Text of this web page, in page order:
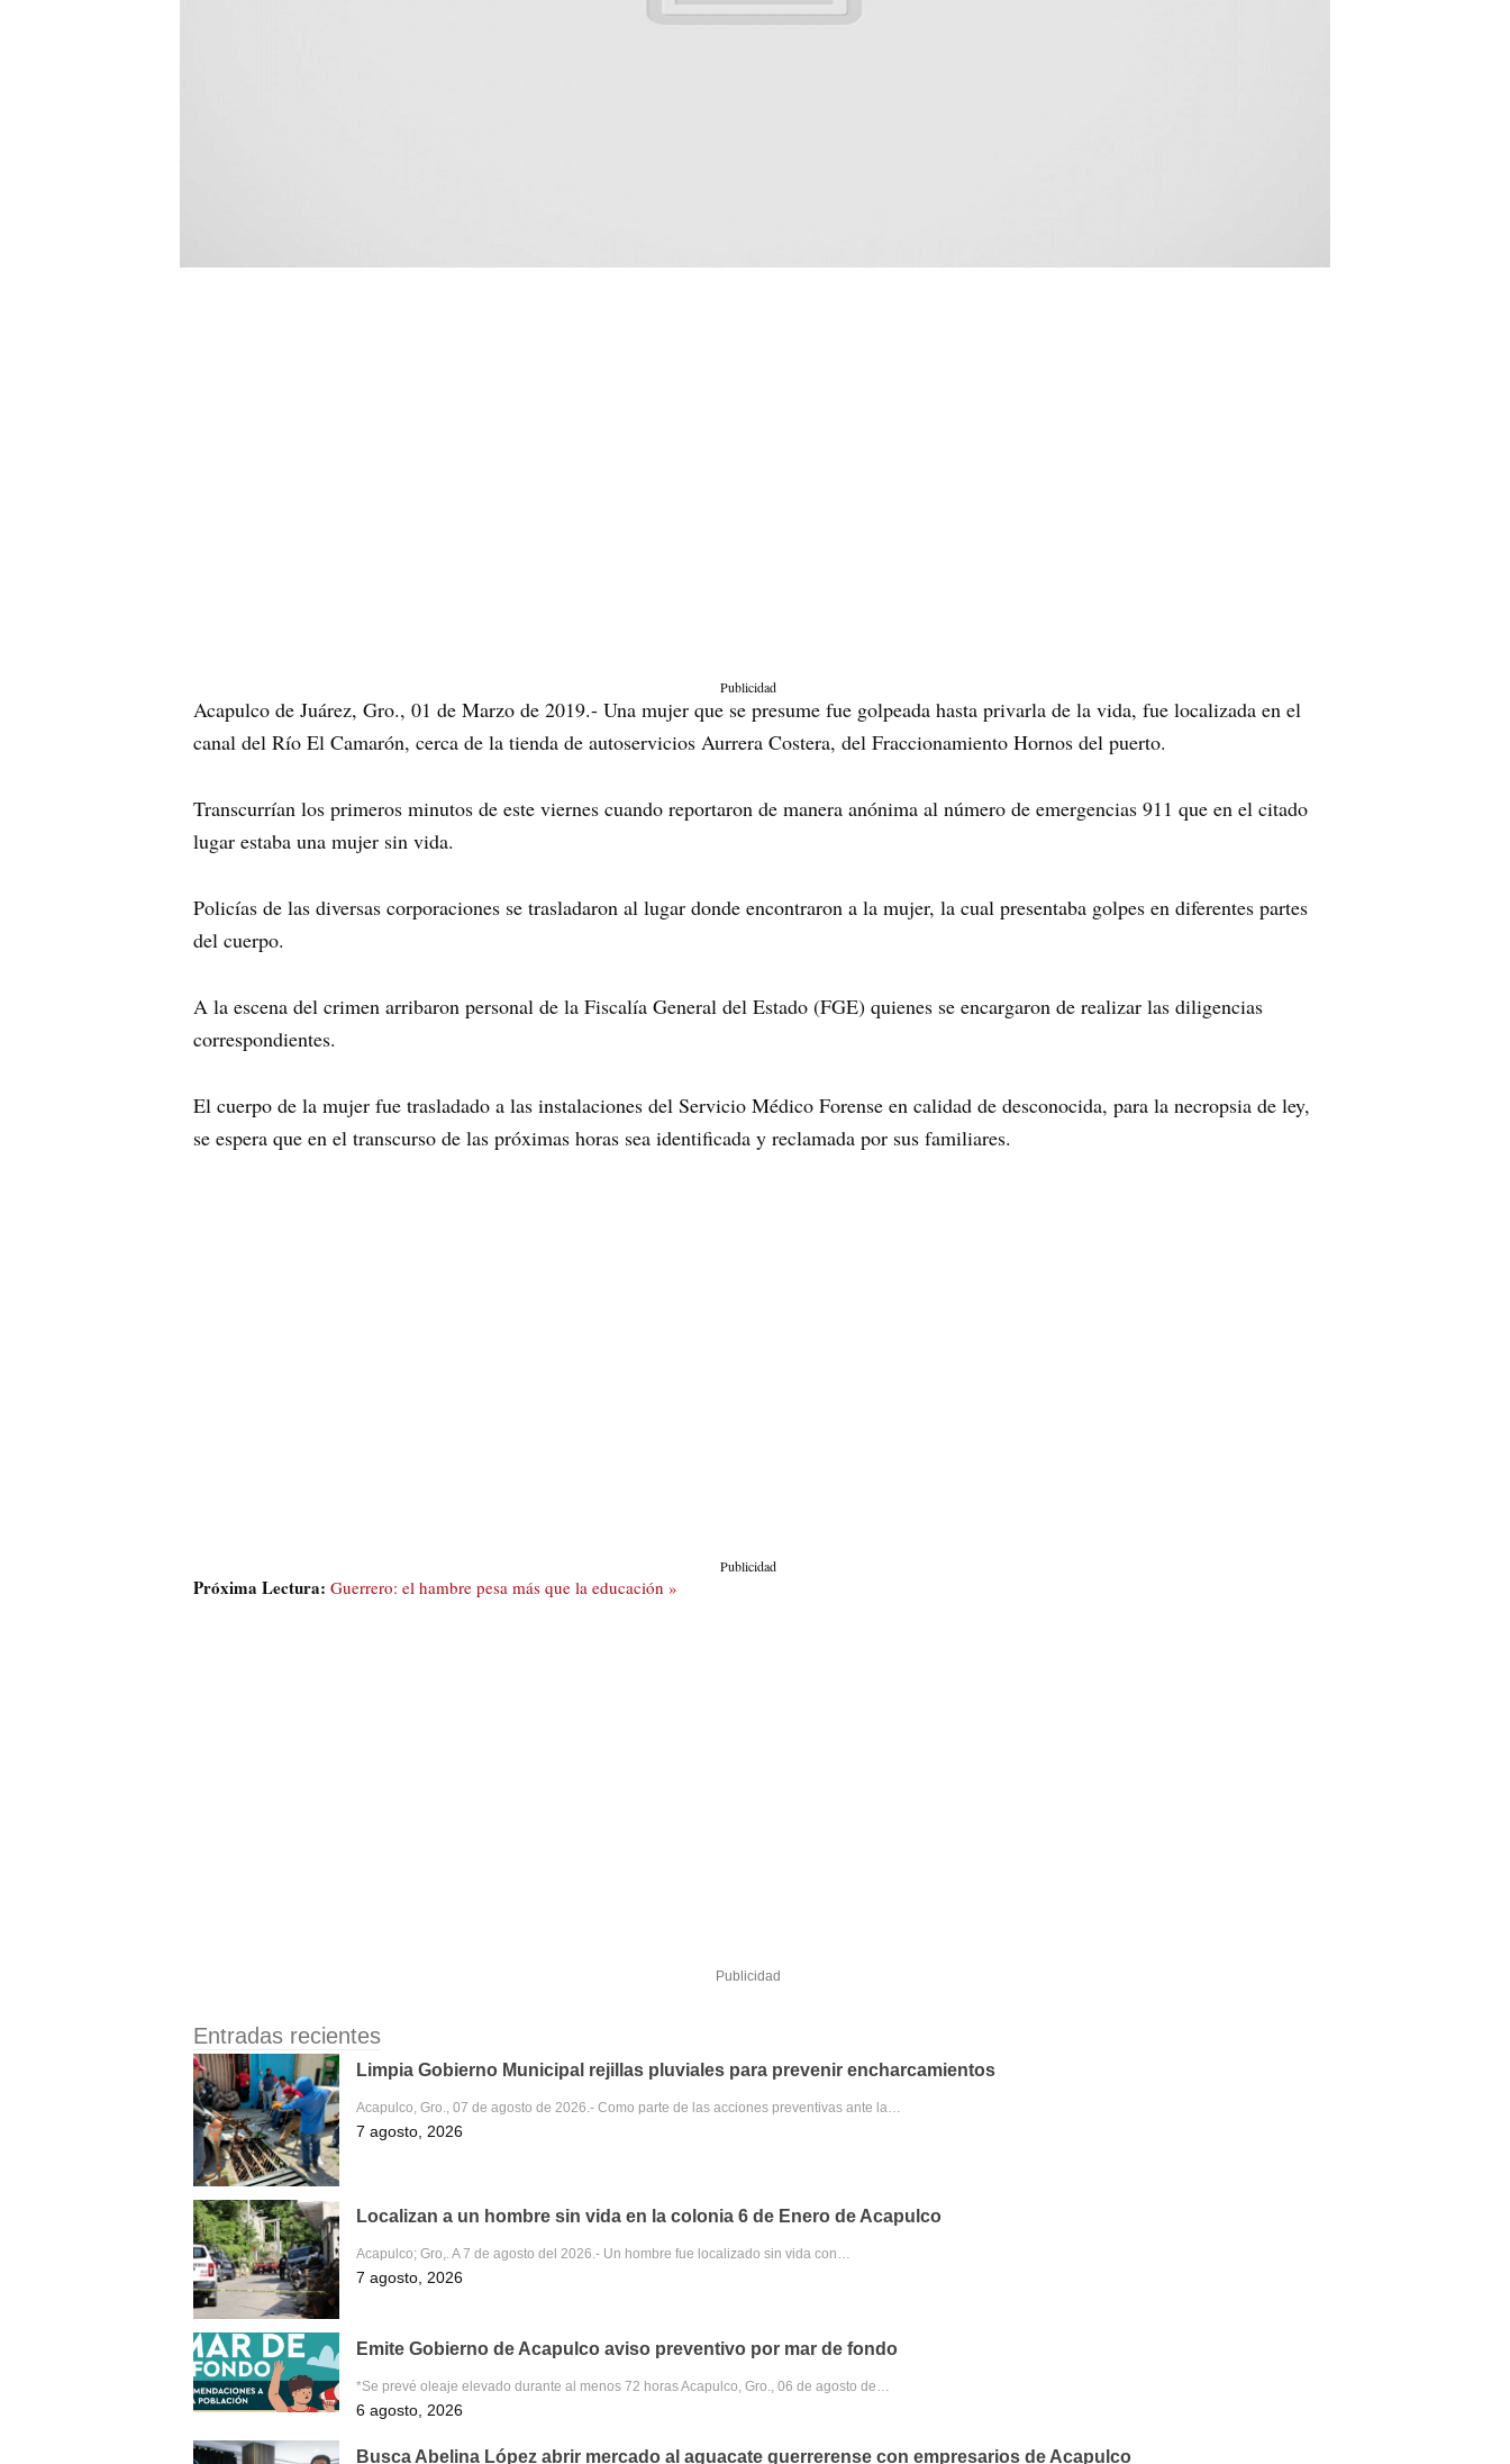
Publicidad
Acapulco de Juárez, Gro., 01 de Marzo de 2019.- Una mujer que se presume fue golpeada hasta privarla de la vida, fue localizada en el
canal del Río El Camarón, cerca de la tienda de autoservicios Aurrera Costera, del Fraccionamiento Hornos del puerto.
Transcurrían los primeros minutos de este viernes cuando reportaron de manera anónima al número de emergencias 911 que en el citado
lugar estaba una mujer sin vida.
Policías de las diversas corporaciones se trasladaron al lugar donde encontraron a la mujer, la cual presentaba golpes en diferentes partes
del cuerpo.
A la escena del crimen arribaron personal de la Fiscalía General del Estado (FGE) quienes se encargaron de realizar las diligencias
correspondientes.
El cuerpo de la mujer fue trasladado a las instalaciones del Servicio Médico Forense en calidad de desconocida, para la necropsia de ley,
se espera que en el transcurso de las próximas horas sea identificada y reclamada por sus familiares.
Publicidad
Próxima Lectura: Guerrero: el hambre pesa más que la educación »
Publicidad
Entradas recientes
Limpia Gobierno Municipal rejillas pluviales para prevenir encharcamientos
Acapulco, Gro., 07 de agosto de 2026.- Como parte de las acciones preventivas ante la…
7 agosto, 2026
Localizan a un hombre sin vida en la colonia 6 de Enero de Acapulco
Acapulco; Gro,. A 7 de agosto del 2026.- Un hombre fue localizado sin vida con…
7 agosto, 2026
Emite Gobierno de Acapulco aviso preventivo por mar de fondo
*Se prevé oleaje elevado durante al menos 72 horas Acapulco, Gro., 06 de agosto de…
6 agosto, 2026
Busca Abelina López abrir mercado al aguacate guerrerense con empresarios de Acapulco